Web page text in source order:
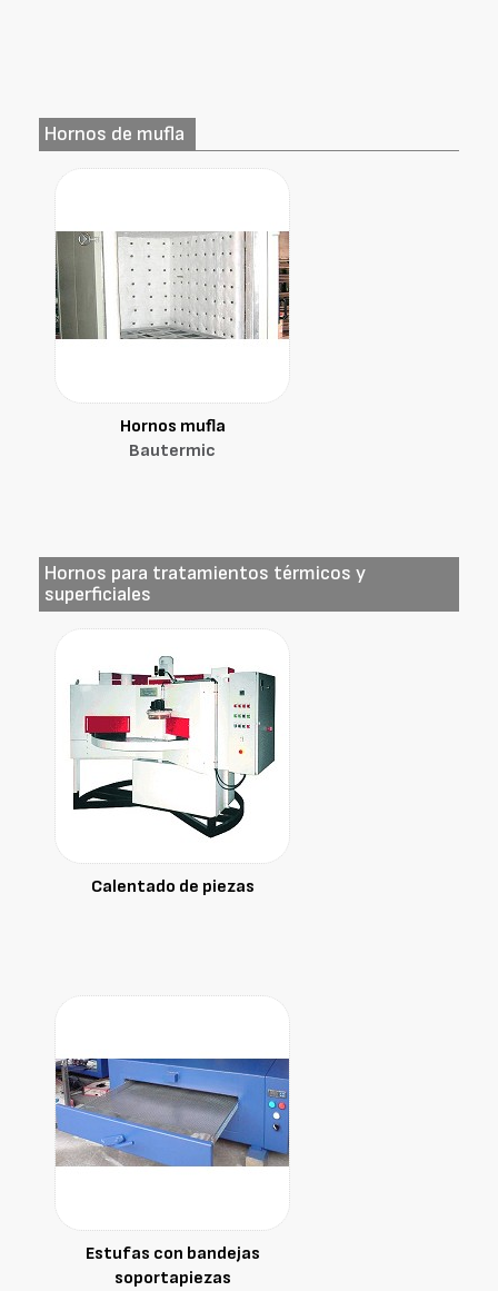
Hornos de mufla
Hornos mufla
Bautermic
Hornos para tratamientos térmicos y
superficiales
Calentado de piezas
Estufas con bandejas
soportapiezas